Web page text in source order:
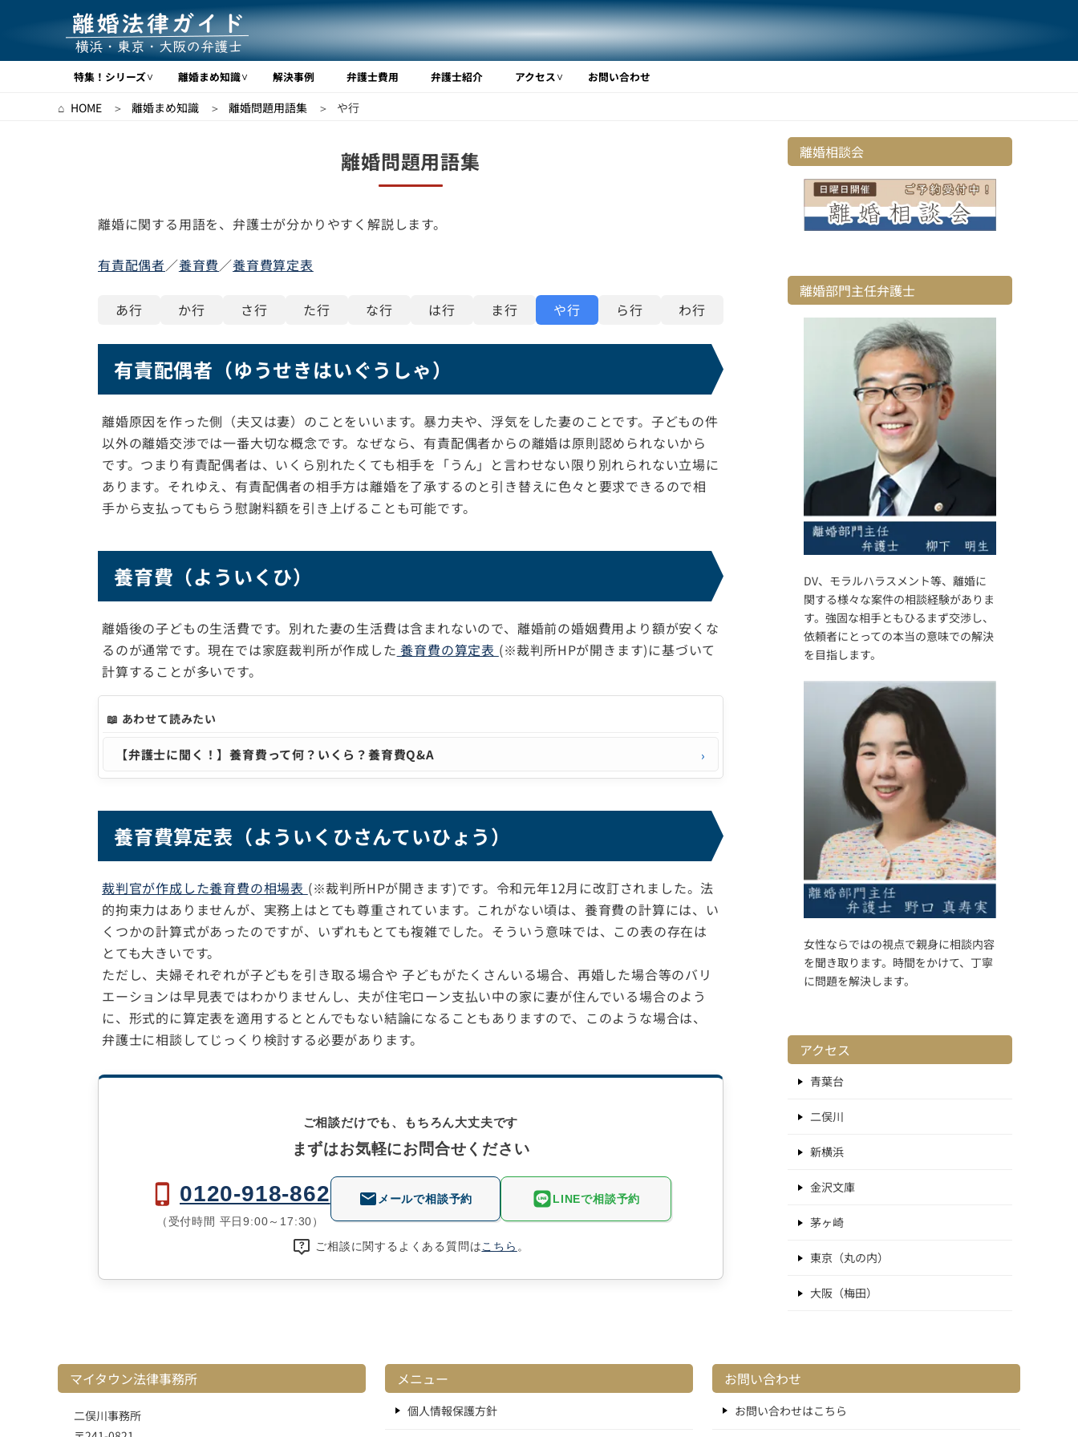
離婚法律ガイド｜横浜・東京・大阪の弁護士マイタウン法律事務所
特集！シリーズ 離婚まめ知識 解決事例 弁護士費用 弁護士紹介 アクセス お問い合わせ
HOME 離婚まめ知識 離婚問題用語集 や行
離婚問題用語集
離婚に関する用語を、弁護士が分かりやすく解説します。
有責配偶者／養育費／養育費算定表
あ行 か行 さ行 た行 な行 は行 ま行 や行 ら行 わ行
有責配偶者（ゆうせきはいぐうしゃ）
離婚原因を作った側（夫又は妻）のことをいいます。暴力夫や、浮気をした妻のことです。子どもの件
以外の離婚交渉では一番大切な概念です。なぜなら、有責配偶者からの離婚は原則認められないから
です。つまり有責配偶者は、いくら別れたくても相手を「うん」と言わせない限り別れられない立場に
あります。それゆえ、有責配偶者の相手方は離婚を了承するのと引き替えに色々と要求できるので相
手から支払ってもらう慰謝料額を引き上げることも可能です。
養育費（よういくひ）
離婚後の子どもの生活費です。別れた妻の生活費は含まれないので、離婚前の婚姻費用より額が安くな
るのが通常です。現在では家庭裁判所が作成した 養育費の算定表 (※裁判所HPが開きます)に基づいて
計算することが多いです。
📖 あわせて読みたい
【弁護士に聞く！】養育費って何？いくら？養育費Q&A
養育費算定表（よういくひさんていひょう）
裁判官が作成した養育費の相場表 (※裁判所HPが開きます)です。令和元年12月に改訂されました。法
的拘束力はありませんが、実務上はとても尊重されています。これがない頃は、養育費の計算には、い
くつかの計算式があったのですが、いずれもとても複雑でした。そういう意味では、この表の存在は
とても大きいです。
ただし、夫婦それぞれが子どもを引き取る場合や 子どもがたくさんいる場合、再婚した場合等のバリ
エーションは早見表ではわかりませんし、夫が住宅ローン支払い中の家に妻が住んでいる場合のよう
に、形式的に算定表を適用するととんでもない結論になることもありますので、このような場合は、
弁護士に相談してじっくり検討する必要があります。
ご相談だけでも、もちろん大丈夫です
まずはお気軽にお問合せください
0120-918-862
（受付時間 平日9:00～17:30）
メールで相談予約 LINEで相談予約
ご相談に関するよくある質問はこちら 。
離婚相談会
離婚部門主任弁護士
DV、モラルハラスメント等、離婚に
関する様々な案件の相談経験がありま
す。強固な相手ともひるまず交渉し、
依頼者にとっての本当の意味での解決
を目指します。
女性ならではの視点で親身に相談内容
を聞き取ります。時間をかけて、丁寧
に問題を解決します。
アクセス
青葉台
二俣川
新横浜
金沢文庫
茅ヶ崎
東京（丸の内）
大阪（梅田）
マイタウン法律事務所
二俣川事務所
メニュー
個人情報保護方針
お問い合わせ
お問い合わせはこちら